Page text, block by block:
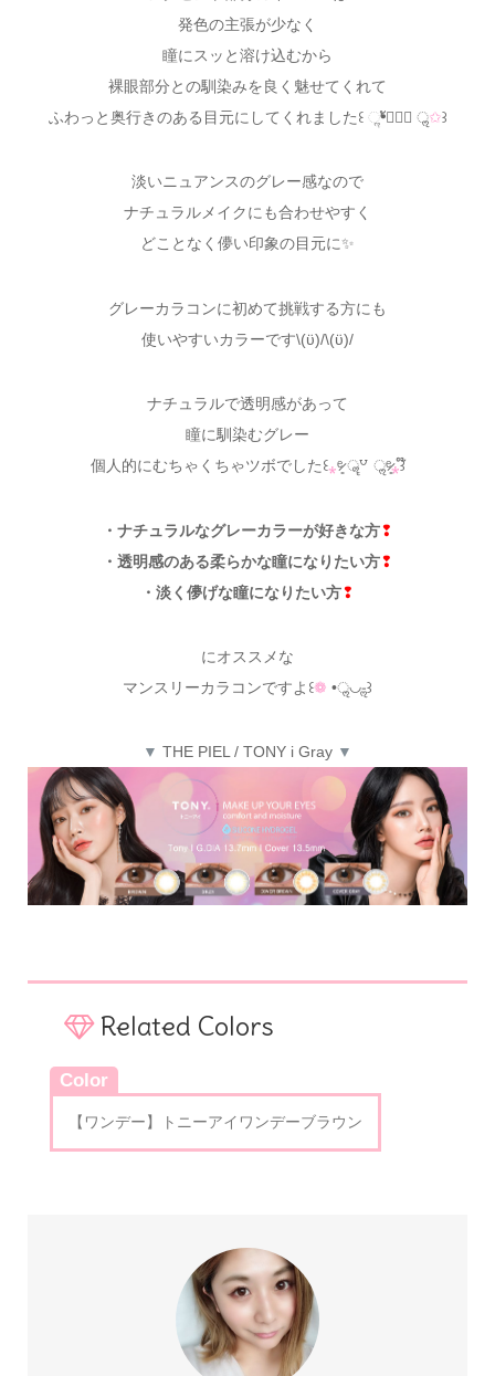
発色の主張が少なく
瞳にスッと溶け込むから
裸眼部分との馴染みを良く魅せてくれて
ふわっと奥行きのある目元にしてくれました꒰ ૢ❛ั◡❛ั ॢ✩꒱
淡いニュアンスのグレー感なので
ナチュラルメイクにも合わせやすく
どことなく儚い印象の目元に✨
グレーカラコンに初めて挑戦する方にも
使いやすいカラーです\(ϋ)/\(ϋ)/
ナチュラルで透明感があって
瞳に馴染むグレー
個人的にむちゃくちゃツボでした꒰⁎ᵉ̷͈ ॣ꒵ ॢᵉ̷͈⁎꒱໊
・ナチュラルなグレーカラーが好きな方❢
・透明感のある柔らかな瞳になりたい方❢
・淡く儚げな瞳になりたい方❢
にオススメな
マンスリーカラコンですよ꒰❁ •ॢ◡-ॢ꒱
▼ THE PIEL / TONY i Gray ▼
Related Colors
Color
【ワンデー】トニーアイワンデーブラウン